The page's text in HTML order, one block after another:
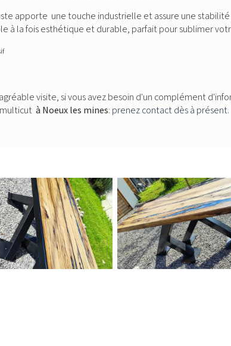
apporte une touche industrielle et assure une
à la fois esthétique et durable, parfait pour sublimer
visite, si vous avez besoin d'un complément
à Noeux les mines: prenez contact dès à présent.